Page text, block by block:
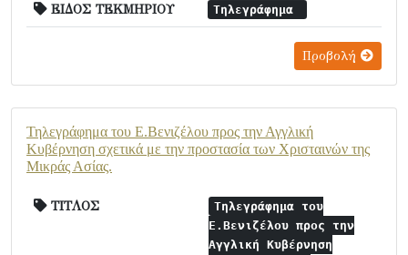
ΕΙΔΟΣ ΤΕΚΜΗΡΙΟΥ Τηλεγράφημα
Προβολή
Τηλεγράφημα του Ε.Βενιζέλου προς την Αγγλική
Κυβέρνηση σχετικά με την προστασία των Χρισταινών της
Μικράς Ασίας.
ΤΙΤΛΟΣ
Τηλεγράφημα του
Ε.Βενιζέλου προς την
Αγγλική Κυβέρνηση